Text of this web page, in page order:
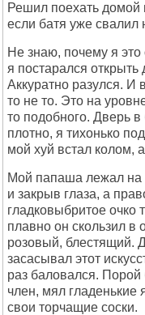
Решил поехать домой
если батя уже свалил
Не знаю, почему я это
я постарался
Аккуратно разулся. И
то не то. Это на
то подобного. Дверь
плотно, я тихонько
мой хуй встал колом,
Мой папаша лежал на
и закрыв глаза, а
гладковыбритое очко
плавно он скользил
розовый, блестящий.
засасывал этот
раз баловался.
член, мял гладенькие
свои торчащие соски.